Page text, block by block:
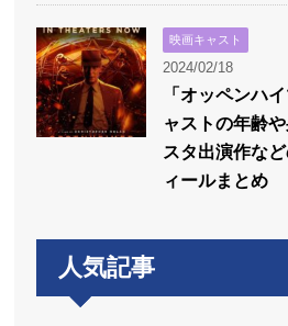
映画キャスト
2024/02/18
「オッペンハ
ャストの年齢
スタ出演作な
ィールまとめ
人気記事